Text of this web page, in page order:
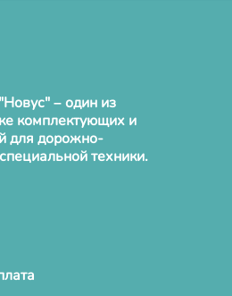
– один из
комплектующих и
для дорожно-
техники.